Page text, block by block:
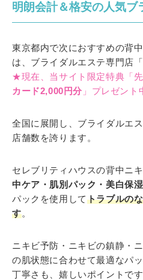
明朗会計＆格安の人気ブ
東京都内で次におすすめの背
は、ブライダルエステ専門店「
★現在、当サイト限定特典「
カード2,000円分 」プレゼント
全国に展開し、ブライダルエ
店舗数を誇ります。
セレブリティハウスの背中ニ
中ケア・肌別パック・美白保
パックを使用してトラブルの
す。
ニキビ予防・ニキビの鎮静・
の肌状態に合わせて最適なパ
丁寧さも、嬉しいポイントです